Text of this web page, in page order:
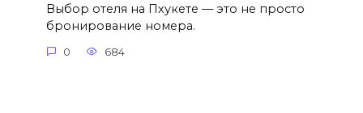
Выбор отеля на Пхукете — это не просто
бронирование номера.
0 684